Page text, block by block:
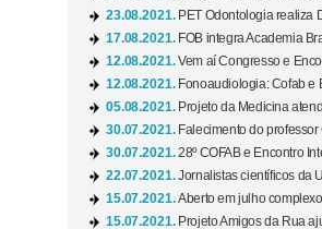
23.08.2021. PET Odontologia realiza
17.08.2021. FOB integra Academia
12.08.2021.Vem aí Congresso e
12.08.2021. Fonoaudiologia: Cofab e
05.08.2021. Projeto da Medicina
30.07.2021. Falecimento do
30.07.2021.28º COFAB e Encontro
22.07.2021.Jornalistas científicos da
15.07.2021.Aberto em julho
15.07.2021. Projeto Amigos da Rua